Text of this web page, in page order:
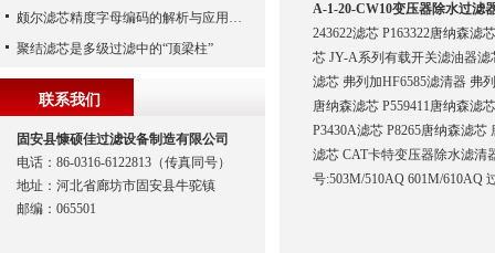
A-1-20-CW10变压器除水过滤
243622滤芯 P163322唐纳森滤
芯 JY-A系列有载开关滤油器滤
滤芯 弗列加HF6585滤清器 弗
唐纳森滤芯 P559411唐纳森滤
P3430A滤芯 P8265唐纳森滤芯
滤芯 CAT卡特变压器除水滤清
号:503M/510AQ 601M/610AQ
颇尔滤芯精度字母编码的解析与应用指南
聚结滤芯是多级过滤中的“顶梁柱”
联系我们
固安县慷硕佳过滤设备制造有限公司
电话：86-0316-6122813（传真同号）
地址：河北省廊坊市固安县牛驼镇
邮编：065501